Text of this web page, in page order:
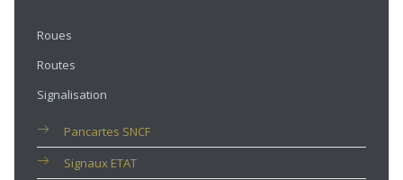
Roues
Routes
Signalisation
Pancartes SNCF
Signaux ETAT